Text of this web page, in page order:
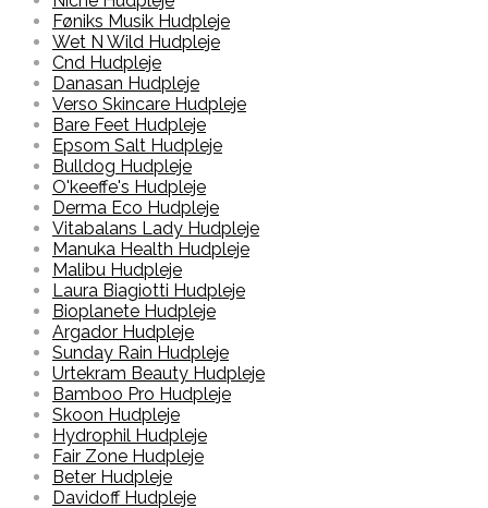
Føniks Musik Hudpleje
Wet N Wild Hudpleje
Cnd Hudpleje
Danasan Hudpleje
Verso Skincare Hudpleje
Bare Feet Hudpleje
Epsom Salt Hudpleje
Bulldog Hudpleje
O'keeffe's Hudpleje
Derma Eco Hudpleje
Vitabalans Lady Hudpleje
Manuka Health Hudpleje
Malibu Hudpleje
Laura Biagiotti Hudpleje
Bioplanete Hudpleje
Argador Hudpleje
Sunday Rain Hudpleje
Urtekram Beauty Hudpleje
Bamboo Pro Hudpleje
Skoon Hudpleje
Hydrophil Hudpleje
Fair Zone Hudpleje
Beter Hudpleje
Davidoff Hudpleje